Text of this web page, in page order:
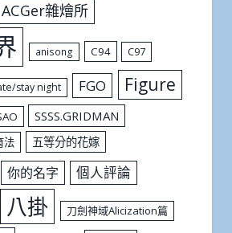
ACGer雜燴所
anisong C94 C97
stay night FGO Figure
SSSS.GRIDMAN
法 五等分的花嫁
你的名字 個人評論
八掛 刀劍神域Alicization篇